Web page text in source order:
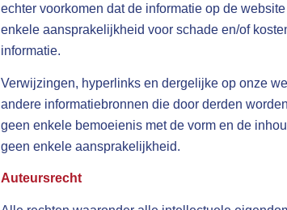
echter voorkomen dat de informatie op de
enkele aansprakelijkheid voor schade en/of
informatie.
Verwijzingen, hyperlinks en dergelijke op onze
andere informatiebronnen die door derden
geen enkele bemoeienis met de vorm en de
geen enkele aansprakelijkheid.
Auteursrecht